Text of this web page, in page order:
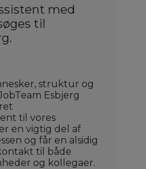
med
til
struktur og
Esbjerg
til vores
en vigtig del af
og får en alsidig
til både
og kollegaer.